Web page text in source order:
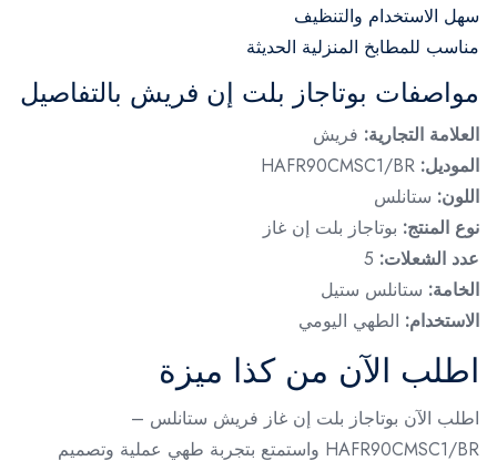
سهل الاستخدام والتنظيف
مناسب للمطابخ المنزلية الحديثة
مواصفات بوتاجاز بلت إن فريش بالتفاصيل
العلامة التجارية: فريش
الموديل:
اللون: ستانلس
نوع المنتج: بوتاجاز بلت إن غاز
عدد الشعلات:
الخامة: ستانلس ستيل
الاستخدام: الطهي اليومي
اطلب الآن من كذا ميزة
اطلب الآن بوتاجاز بلت إن غاز فريش ستانلس –
HAFR90CMSC1/BR واستمتع بتجربة طهي عملية وتصميم